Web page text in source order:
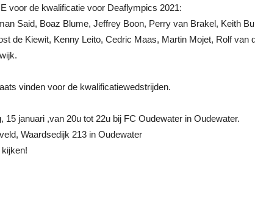
voor de kwalificatie voor Deaflympics 2021:
Said, Boaz Blume, Jeffrey Boon, Perry van Brakel, Keith
de Kiewit, Kenny Leito, Cedric Maas, Martin Mojet, Rolf
vinden voor de kwalificatiewedstrijden.
15 januari ,van 20u tot 22u bij FC Oudewater in Oudewater.
Waardsedijk 213 in Oudewater